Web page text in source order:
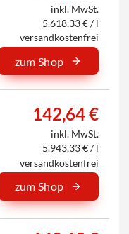
inkl. MwSt.
5.618,33 € / l
versandkostenfrei
zum Shop
142,64 €
inkl. MwSt.
5.943,33 € / l
versandkostenfrei
zum Shop